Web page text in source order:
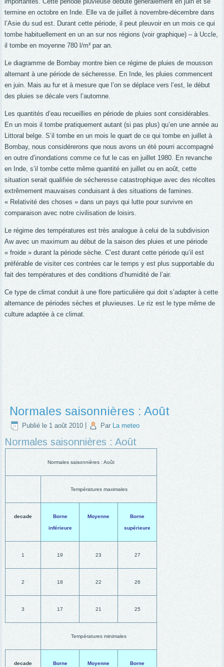
termine en octobre en Inde. Elle va de juillet à novembre-décembre dans
l’Asie du sud est. Durant cette période, il peut pleuvoir en un mois ce qui
tombe habituellement en un an sur nos régions (voir graphique) – à Uccle,
il tombe en moyenne 780 l/m² par an.
Le diagramme de Bombay montre bien ce régime de pluies de mousson
alternant à une période de sécheresse. En Inde, les pluies commencent
en juin. Mais au fur et à mesure que l’on se déplace vers l’est, le début
des pluies se décale vers l’automne.
Les quantités d’eau recueillies en période de pluies sont considérables.
En un mois il tombe pratiquement autant (si pas plus) qu’en une année au
Littoral belge. S’il tombe en un mois le quart de ce qui tombe en juillet à
Bombay, nous considérerons que nous avons un été pourri accompagné
en outre d’inondations comme ce fut le cas en juillet 1980. En revanche
en Inde, s’il tombe cette même quantité en juillet ou en août, cette
situation serait qualifiée de sécheresse catastrophique avec des récoltes
extrêmement mauvaises conduisant à des situations de famines.
« Relativité des choses » dans un pays qui lutte pour survivre en
comparaison avec notre civilisation de loisirs.
Le régime des températures est très analogue à celui de la subdivision
Aw avec un maximum au début de la saison des pluies et une période
« froide » durant la période sèche. C’est durant cette période qu’il est
préférable de visiter ces contrées car le temps y est plus supportable du
fait des températures et des conditions d’humidité de l’air.
Ce type de climat conduit à une flore particulière qui doit s’adapter à cette
alternance de périodes sèches et pluvieuses. Le riz est le type même de
culture adaptée à ce climat.
Normales saisonnières : Août
Publié le 1 août 2010 Par La meteo
Normales saisonnières : Août
Normales saisonnières : Août
Températures maximales
decade Borne
inférieure
Moyenne Borne
supérieure
1 19 23 27
2 18 22 26
3 17 21 25
Températures minimales
decade Borne Moyenne Borne